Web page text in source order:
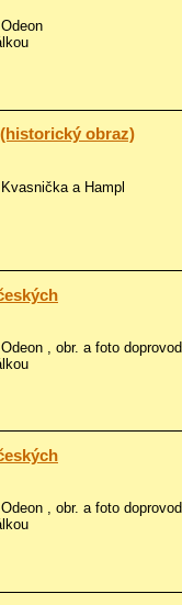
obraz)
a Hampl
, obr. a foto doprovod
, obr. a foto doprovod